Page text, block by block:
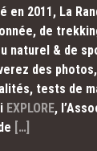
en 2011, La
de
naturel & de
des
tests de
EXPLORE,
[…]